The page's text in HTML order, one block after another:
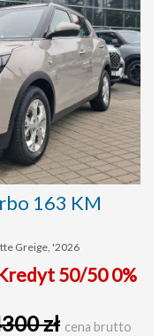
163 KM
Greige, '2026
50/50 0%
zł cena brutto